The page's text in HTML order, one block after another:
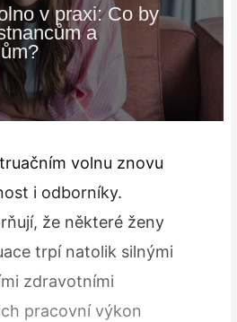
v praxi: Co by
a
volnu znovu
i odborníky.
že některé ženy
trpí natolik silnými
zdravotními
pracovní výkon